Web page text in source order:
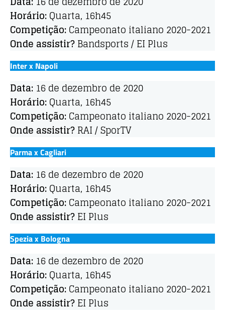
Horário:Quarta, 16h45
Competição:Campeonato italiano 2020-2021
Onde assistir?Bandsports / EI Plus
Inter x Napoli
Data: 16 de dezembro de 2020
Horário:Quarta, 16h45
Competição:Campeonato italiano 2020-2021
Onde assistir?RAI / SporTV
Parma x Cagliari
Data: 16 de dezembro de 2020
Horário:Quarta, 16h45
Competição:Campeonato italiano 2020-2021
Onde assistir?EI Plus
Spezia x Bologna
Data: 16 de dezembro de 2020
Horário:Quarta, 16h45
Competição:Campeonato italiano 2020-2021
Onde assistir?EI Plus